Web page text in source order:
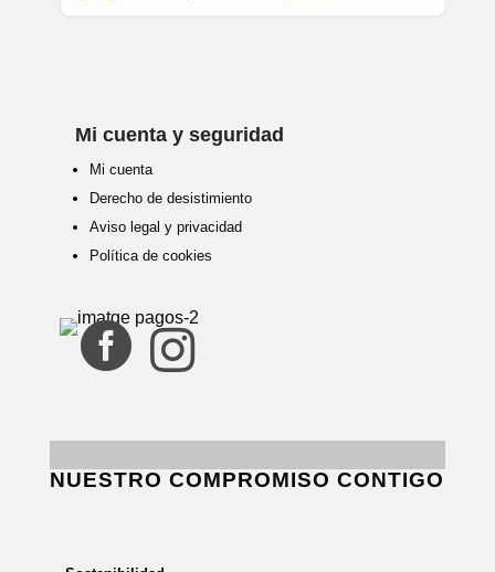
Mi cuenta y seguridad
Mi cuenta
Derecho de desistimiento
Aviso legal y privacidad
Política de cookies
 
NUESTRO COMPROMISO CONTIGO